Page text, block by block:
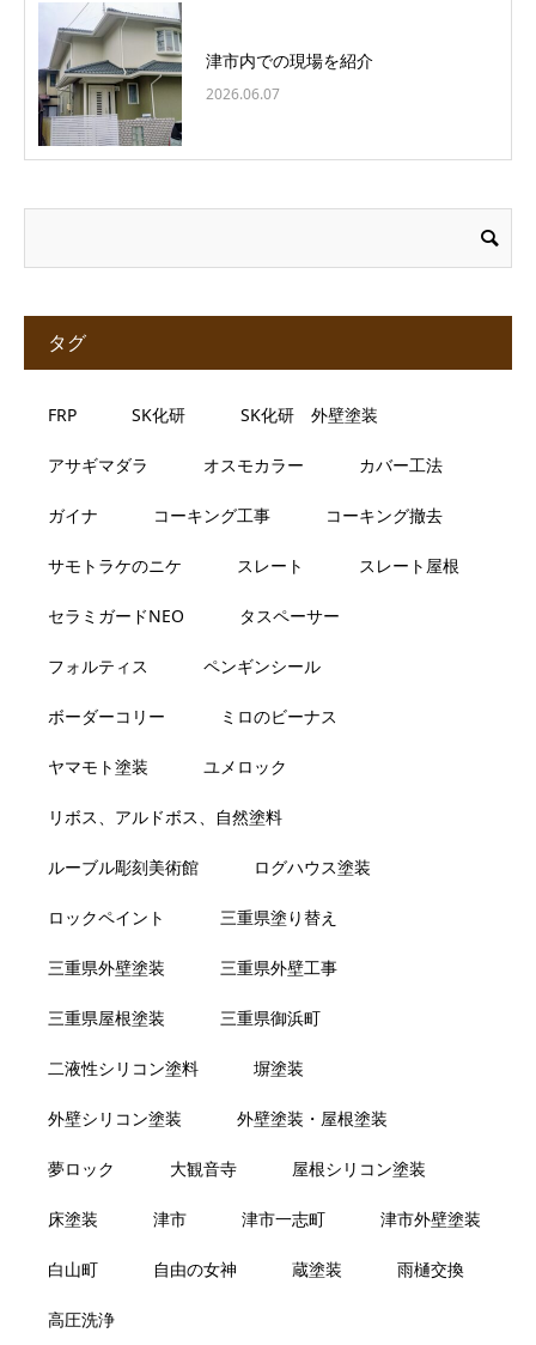
津市内での現場を紹介
2026.06.07
タグ
FRP SK化研 SK化研 外壁塗装
アサギマダラ オスモカラー カバー工法
ガイナ コーキング工事 コーキング撤去
サモトラケのニケ スレート スレート屋根
セラミガードNEO タスペーサー
フォルティス ペンギンシール
ボーダーコリー ミロのビーナス
ヤマモト塗装 ユメロック
リボス、アルドボス、自然塗料
ルーブル彫刻美術館 ログハウス塗装
ロックペイント 三重県塗り替え
三重県外壁塗装 三重県外壁工事
三重県屋根塗装 三重県御浜町
二液性シリコン塗料 塀塗装
外壁シリコン塗装 外壁塗装・屋根塗装
夢ロック 大観音寺 屋根シリコン塗装
床塗装 津市 津市一志町 津市外壁塗装
白山町 自由の女神 蔵塗装 雨樋交換
高圧洗浄